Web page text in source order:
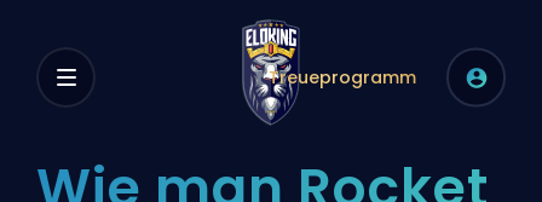
Treueprogramm